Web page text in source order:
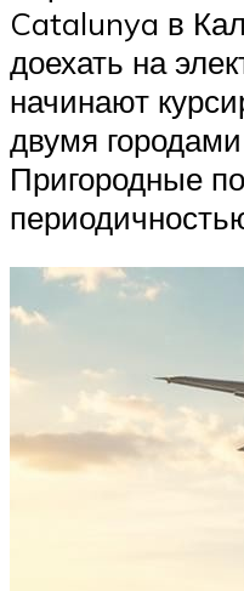
Catalunya в
доехать на
начинают
двумя
Пригородные